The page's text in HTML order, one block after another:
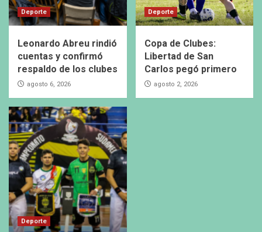
Deporte
Leonardo Abreu rindió
cuentas y confirmó
respaldo de los clubes
agosto 6, 2026
Deporte
Copa de Clubes:
Libertad de San
Carlos pegó primero
agosto 2, 2026
Deporte